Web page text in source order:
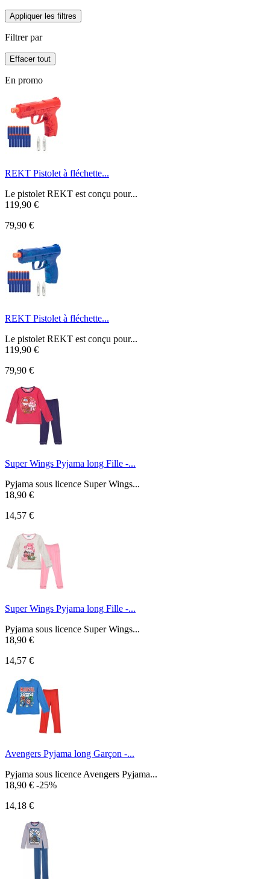
Appliquer les filtres
Filtrer par
Effacer tout
En promo
REKT Pistolet à fléchette...
Le pistolet REKT est conçu pour...
119,90 €
79,90 €
REKT Pistolet à fléchette...
Le pistolet REKT est conçu pour...
119,90 €
79,90 €
Super Wings Pyjama long Fille -...
Pyjama sous licence Super Wings...
18,90 €
14,57 €
Super Wings Pyjama long Fille -...
Pyjama sous licence Super Wings...
18,90 €
14,57 €
Avengers Pyjama long Garçon -...
Pyjama sous licence Avengers Pyjama...
18,90 € -25%
14,18 €